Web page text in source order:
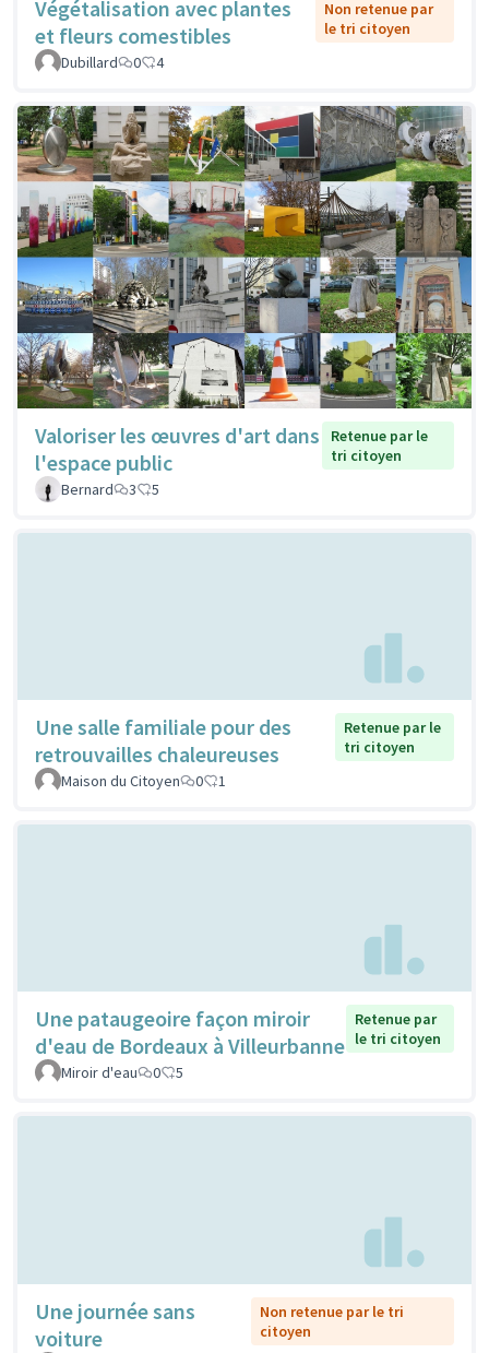
Végétalisation avec plantes
et fleurs comestibles
Non retenue par
le tri citoyen
Dubillard
0 4
Valoriser les œuvres d'art dans
l'espace public
Retenue par le
tri citoyen
Bernard
3 5
Une salle familiale pour des
retrouvailles chaleureuses
Retenue par le
tri citoyen
Maison du Citoyen
0 1
Une pataugeoire façon miroir
d'eau de Bordeaux à Villeurbanne
Retenue par
le tri citoyen
Miroir d'eau
0 5
Une journée sans
voiture
Non retenue par le tri
citoyen